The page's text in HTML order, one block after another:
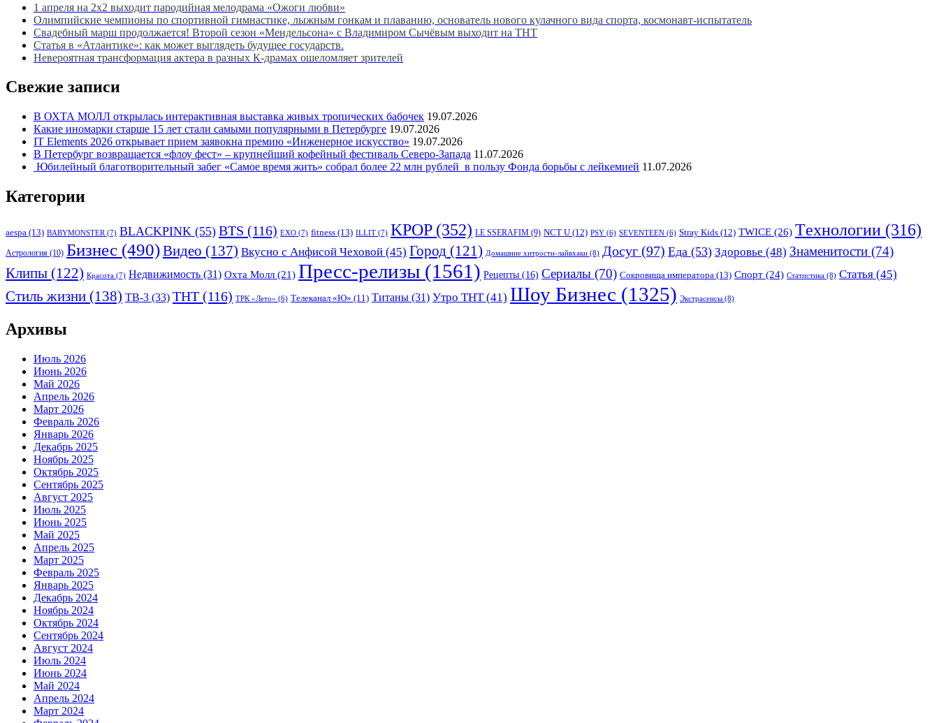
1 апреля на 2х2 выходит пародийная мелодрама «Ожоги любви»
Олимпийские чемпионы по спортивной гимнастике, лыжным гонкам и плаванию, основатель нового кулачного вида спорта, космонавт-испытатель
Свадебный марш продолжается! Второй сезон «Мендельсона» с Владимиром Сычёвым выходит на ТНТ
Статья в «Атлантике»: как может выглядеть будущее государств.
Невероятная трансформация актера в разных К-драмах ошеломляет зрителей
Свежие записи
В ОХТА МОЛЛ открылась интерактивная выставка живых тропических бабочек 19.07.2026
Какие иномарки старше 15 лет стали самыми популярными в Петербурге 19.07.2026
IT Elements 2026 открывает прием заявокна премию «Инженерное искусство» 19.07.2026
В Петербург возвращается «флоу фест» – крупнейший кофейный фестиваль Северо-Запада 11.07.2026
Юбилейный благотворительный забег «Самое время жить» собрал более 22 млн рублей в пользу Фонда борьбы с лейкемией 11.07.2026
Категории
aespa (13) BABYMONSTER (7) BLACKPINK (55) BTS (116) EXO (7) fitness (13) ILLIT (7) KPOP(352) LE SSERAFIM (9) NCT U (12) PSY (6) SEVENTEEN (6) Stray Kids (12) TWICE (26) Tехнологии (316)
Астрология (10) Бизнес (490)Видео (137) Вкусно с Анфисой Чеховой (45) Город (121) Домашние хитрости-лайвхаки (8) Досуг (97) Еда (53) Здоровье (48) Знаменитости (74)
Клипы (122) Красота (7) Недвижимость (31) Охта Молл (21) Пресс-релизы (1561) Рецепты (16) Сериалы (70) Сокровища императора (13) Спорт (24) Статистика (8) Статья (45)
Стиль жизни (138) ТВ-3 (33) ТНТ (116) ТРК «Лето» (6) Телеканал «Ю» (11) Титаны (31) Утро ТНТ(41) Шоу Бизнес (1325) Экстрасенсы (8)
Архивы
Июль 2026
Июнь 2026
Май 2026
Апрель 2026
Март 2026
Февраль 2026
Январь 2026
Декабрь 2025
Ноябрь 2025
Октябрь 2025
Сентябрь 2025
Август 2025
Июль 2025
Июнь 2025
Май 2025
Апрель 2025
Март 2025
Февраль 2025
Январь 2025
Декабрь 2024
Ноябрь 2024
Октябрь 2024
Сентябрь 2024
Август 2024
Июль 2024
Июнь 2024
Май 2024
Апрель 2024
Март 2024